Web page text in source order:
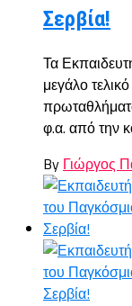
Σερβία!
Τα
μεγάλο
φ.α. από την
By Γιώργος